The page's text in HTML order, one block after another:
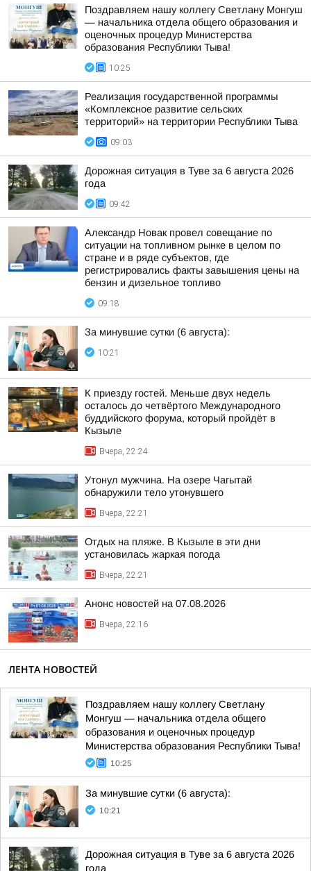
Поздравляем нашу коллегу Светлану Монгуш
— начальника отдела общего образования и
оценочных процедур Министерства
образования Республики Тыва!
10:25
Реализация государственной программы
«Комплексное развитие сельских
территорий» на территории Республики Тыва
09:03
Дорожная ситуация в Туве за 6 августа 2026
года
09:42
Александр Новак провел совещание по
ситуации на топливном рынке в целом по
стране и в ряде субъектов, где
регистрировались факты завышения цены на
бензин и дизельное топливо
09:18
За минувшие сутки (6 августа):
10:21
К приезду гостей. Меньше двух недель
осталось до четвёртого Международного
буддийского форума, который пройдёт в
Кызыле
Вчера, 22:24
Утонул мужчина. На озере Чагытай
обнаружили тело утонувшего
Вчера, 22:21
Отдых на пляже. В Кызыле в эти дни
установилась жаркая погода
Вчера, 22:21
Анонс новостей на 07.08.2026
Вчера, 22:16
ЛЕНТА НОВОСТЕЙ
Поздравляем нашу коллегу Светлану
Монгуш — начальника отдела общего
образования и оценочных процедур
Министерства образования Республики Тыва!
10:25
За минувшие сутки (6 августа):
10:21
Дорожная ситуация в Туве за 6 августа 2026
года